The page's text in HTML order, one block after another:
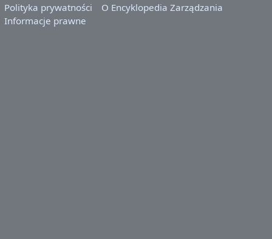
Polityka prywatności
O Encyklopedia Zarządzania
Informacje prawne